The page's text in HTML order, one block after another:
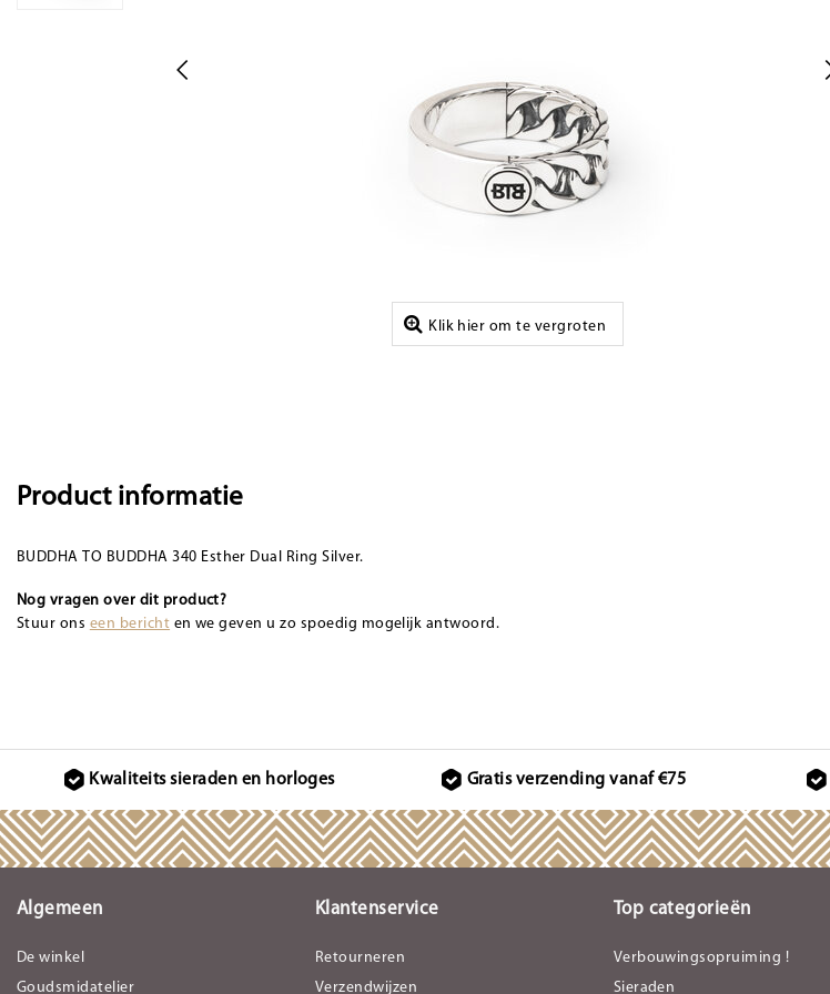
Klik hier om te vergroten
Product informatie
BUDDHA TO BUDDHA 340 Esther Dual Ring Silver.
Nog vragen over dit product?
Stuur ons een bericht en we geven u zo spoedig mogelijk antwoord.
Kwaliteits sieraden en horloges Gratis verzending vanaf €75
Algemeen
De winkel
Goudsmidatelier
Klantenservice
Retourneren
Verzendwijzen
Top categorieën
Verbouwingsopruiming !
Sieraden